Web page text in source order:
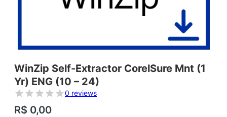
WinZip Self-Extractor CorelSure Mnt (1
Yr) ENG (10 – 24)
0 reviews
R$ 0,00